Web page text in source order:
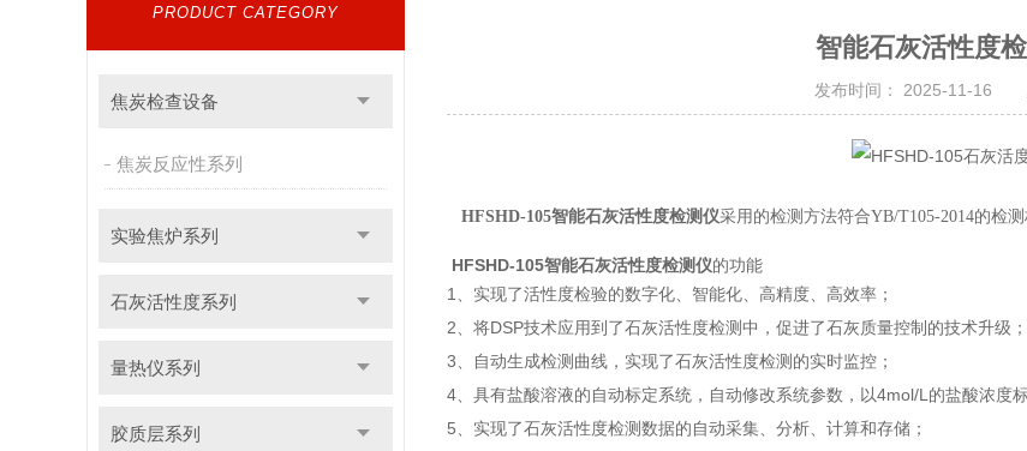
PRODUCT CATEGORY
焦炭检查设备
焦炭反应性系列
实验焦炉系列
石灰活性度系列
量热仪系列
胶质层系列
智能石灰活性度
发布时间： 2025-11-16
HFSHD-105智能石灰活性度检测仪采用的检测方法符合YB/T105-2014的检
HFSHD-105智能石灰活性度检测仪的功能
1、实现了活性度检验的数字化、智能化、高精度、高效率；
2、将DSP技术应用到了石灰活性度检测中，促进了石灰质量控制的技术升级；
3、自动生成检测曲线，实现了石灰活性度检测的实时监控；
4、具有盐酸溶液的自动标定系统，自动修改系统参数，以4mol/L的盐酸浓度
5、实现了石灰活性度检测数据的自动采集、分析、计算和存储；